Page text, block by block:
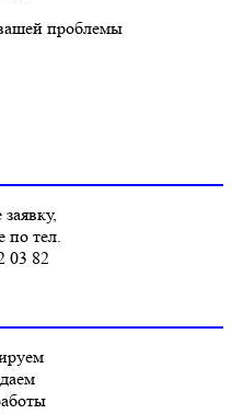
проблемы
по тел.
03 82